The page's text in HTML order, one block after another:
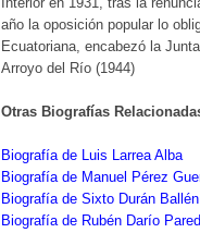
año la oposición popular lo
Ecuatoriana, encabezó la
Arroyo del Río (1944)
Otras Biografías
Biografía de Luis Larrea Alba
Biografía de Manuel Pérez
Biografía de Sixto Durán Ballén
Biografía de Rubén Darío